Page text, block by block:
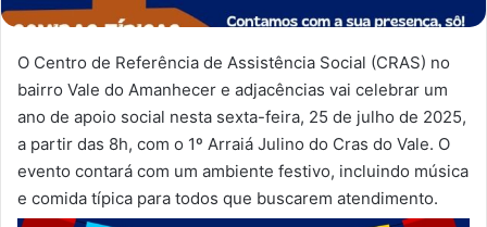
O Centro de Referência de Assistência Social (CRAS) no
bairro Vale do Amanhecer e adjacências vai celebrar um
ano de apoio social nesta sexta-feira, 25 de julho de 2025,
a partir das 8h, com o 1º Arraiá Julino do Cras do Vale. O
evento contará com um ambiente festivo, incluindo música
e comida típica para todos que buscarem atendimento.